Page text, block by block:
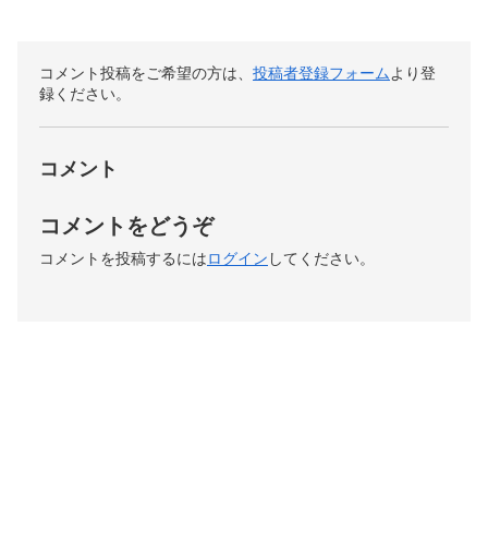
コメント投稿をご希望の方は、 投稿者登録フォームより登
録ください。
コメント
コメントをどうぞ
コメントを投稿するにはログイン してください。